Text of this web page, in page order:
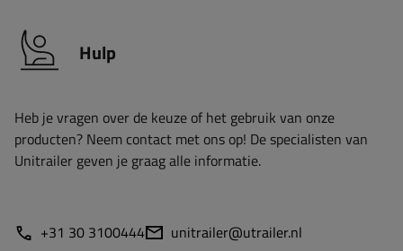
Hulp
Heb je vragen over de keuze of het gebruik van onze
producten? Neem contact met ons op! De specialisten van
Unitrailer geven je graag alle informatie.
+31 30 3100444 unitrailer@utrailer.nl